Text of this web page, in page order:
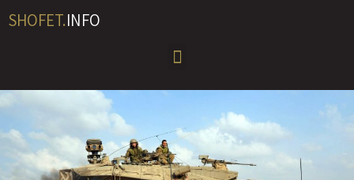
SHOFET.INFO